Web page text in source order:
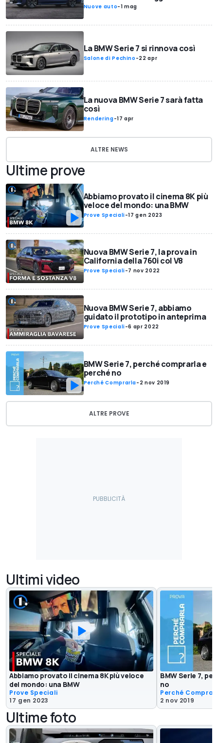
Nuove auto-1 mag
La BMW Serie 7 si rinnova così
Salone di Pechino -22 apr
La nuova BMW Serie 7 sarà fatta
così
Rendering-17 apr
ALTRE NEWS
Ultime prove
Abbiamo provato il cinema 8K più
veloce del mondo: una BMW
Prove Speciali-17 gen 2023
Nuova BMW Serie 7, la prova in
California della 760i col V8
Prove Speciali-7 nov 2022
Nuova BMW Serie 7, abbiamo
guidato il prototipo in anteprima
Prove Speciali-6 apr 2022
BMW Serie 7, perché comprarla e
perché no
Perché Comprarla- 2 nov 2019
ALTRE PROVE
Ultimi video
Abbiamo provato il cinema 8K più veloce
del mondo: una BMW
Prove Speciali
17 gen 2023
BMW Serie 7,
no
Perché
2 nov 2019
Ultime foto